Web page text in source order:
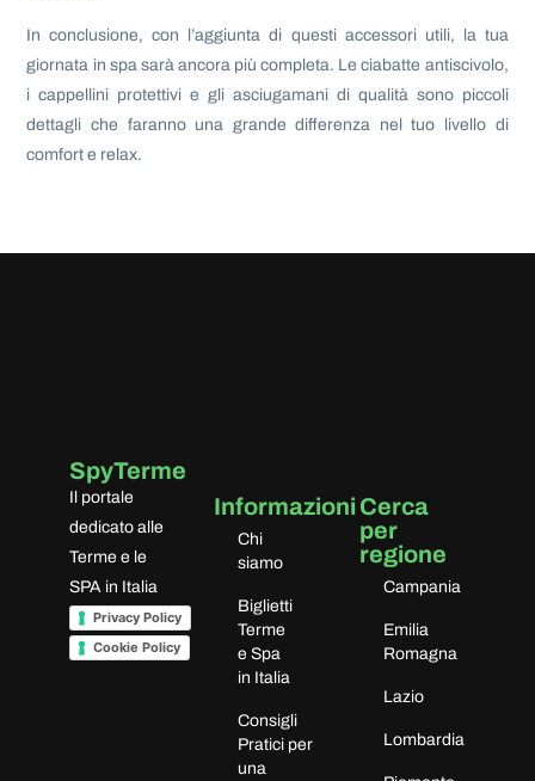
In conclusione, con l’aggiunta di questi accessori utili, la tua
giornata in spa sarà ancora più completa. Le ciabatte antiscivolo,
i cappellini protettivi e gli asciugamani di qualità sono piccoli
dettagli che faranno una grande differenza nel tuo livello di
comfort e relax.
SpyTerme
Il portale
dedicato alle
Terme e le
SPA in Italia
Privacy Policy
Cookie Policy
Informazioni
Chi
siamo
Biglietti
Terme
e Spa
in Italia
Consigli
Pratici per
una
Cerca
per
regione
Campania
Emilia
Romagna
Lazio
Lombardia